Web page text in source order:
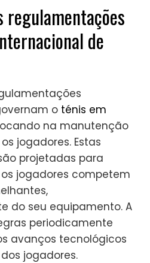
regulamentações
de
o ténis em
na manutenção
jogadores. Estas
projetadas para
jogadores competem
do seu equipamento. A
periodicamente
avanços tecnológicos
jogadores.